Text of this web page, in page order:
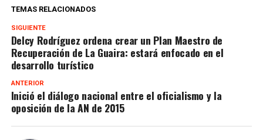
TEMAS RELACIONADOS
SIGUIENTE
Delcy Rodríguez ordena crear un Plan Maestro de
Recuperación de La Guaira: estará enfocado en el
desarrollo turístico
ANTERIOR
Inició el diálogo nacional entre el oficialismo y la
oposición de la AN de 2015